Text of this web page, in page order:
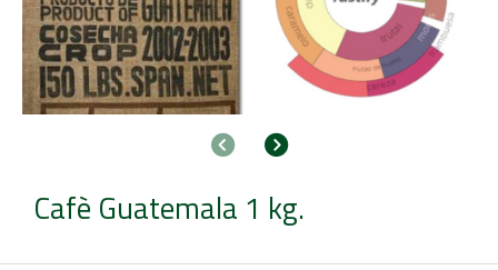
AnteriorSegüent
Cafè Guatemala 1 kg.